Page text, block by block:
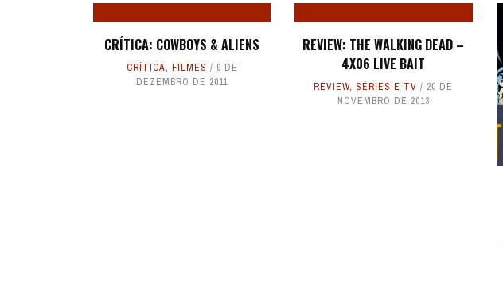
CRÍTICA: COWBOYS & ALIENS
CRÍTICA, FILMES
9 DE
DEZEMBRO DE 2011
REVIEW: THE WALKING DEAD –
4X06 LIVE BAIT
REVIEW, SÉRIES E TV
20 DE
NOVEMBRO DE 2013